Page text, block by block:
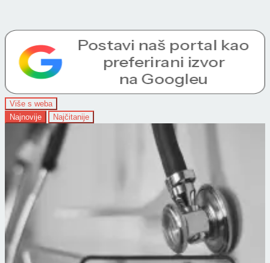
Više s weba
Najnovije
Najčitanije